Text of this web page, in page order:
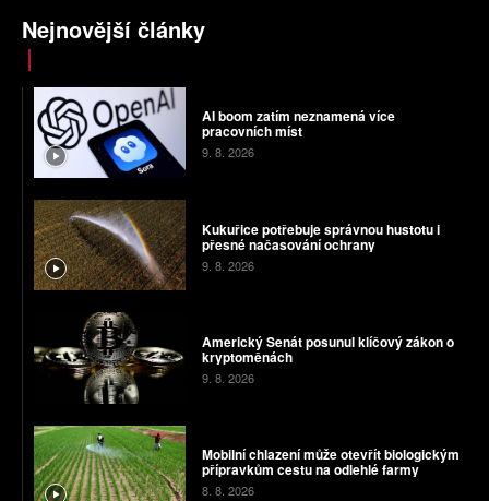
Nejnovější články
AI boom zatím neznamená více
pracovních míst
9. 8. 2026
Kukuřice potřebuje správnou hustotu i
přesné načasování ochrany
9. 8. 2026
Americký Senát posunul klíčový zákon o
kryptoměnách
9. 8. 2026
Mobilní chlazení může otevřít biologickým
přípravkům cestu na odlehlé farmy
8. 8. 2026